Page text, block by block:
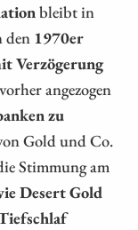
bleibt in
den 1970er
Verzögerung
angezogen
zu
Gold und Co.
Stimmung am
Desert Gold